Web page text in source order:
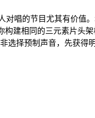
唱的节目尤其有价值
构建相同的三元素片
择预制声音，先获得